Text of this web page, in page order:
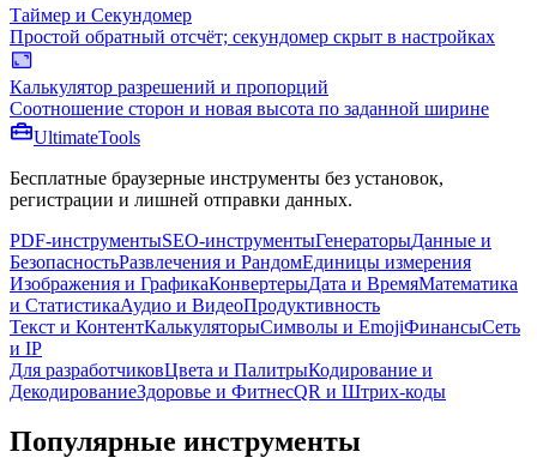
Таймер и Секундомер
Простой обратный отсчёт; секундомер скрыт в настройках
Калькулятор разрешений и пропорций
Соотношение сторон и новая высота по заданной ширине
UltimateTools
Бесплатные браузерные инструменты без установок,
регистрации и лишней отправки данных.
PDF-инструментыSEO-инструментыГенераторыДанные и
БезопасностьРазвлечения и РандомЕдиницы измерения
Изображения и ГрафикаКонвертерыДата и ВремяМатематика
и СтатистикаАудио и ВидеоПродуктивность
Текст и КонтентКалькуляторыСимволы и EmojiФинансыСеть
и IP
Для разработчиковЦвета и ПалитрыКодирование и
ДекодированиеЗдоровье и ФитнесQR и Штрих-коды
Популярные инструменты